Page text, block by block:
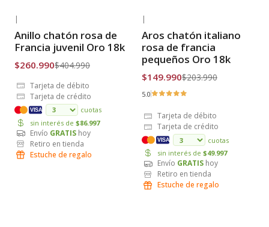
Envío Gratis
|
Anillo chatón rosa de
Francia juvenil Oro 18k
$260.990$404.990
Tarjeta de débito
Tarjeta de crédito
VISA
cuotas
sin interés de $86.997
Envío GRATIS hoy
Retiro en tienda
Estuche de regalo
Envío Gratis
|
Aros chatón italiano
rosa de francia
pequeños Oro 18k
$149.990$203.990
5.0
Tarjeta de débito
Tarjeta de crédito
VISA
cuotas
sin interés de $49.997
Envío GRATIS hoy
Retiro en tienda
Estuche de regalo